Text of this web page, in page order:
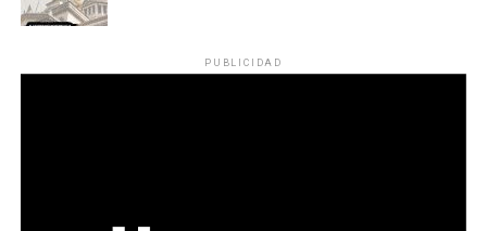
PUBLICIDAD